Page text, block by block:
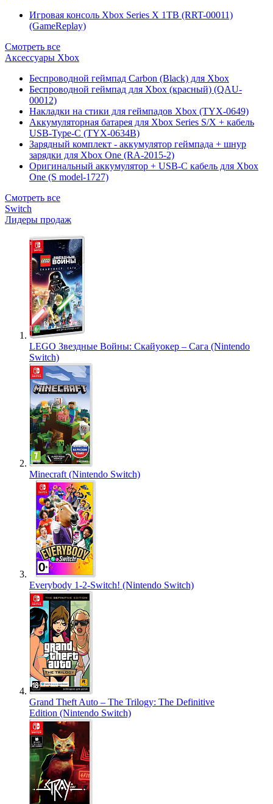
Игровая консоль Xbox Series X 1TB (RRT-00011)
(GameReplay)
Смотреть все
Аксессуары Xbox
Беспроводной геймпад Carbon (Black) для Xbox
Беспроводной геймпад для Xbox (красный) (QAU-
00012)
Накладки на стики для геймпадов Xbox (TYX-0649)
Аккумуляторная батарея для Xbox Series S/X + кабель
USB-Type-C (TYX-0634B)
Зарядный комплект - аккумулятор геймпада + шнур
зарядки для Xbox One (RA-2015-2)
Оригинальный аккумулятор + USB-C кабель для Xbox
One (S model-1727)
Смотреть все
Switch
Лидеры продаж
LEGO Звездные Войны: Скайуокер – Сага (Nintendo
Switch)
Minecraft (Nintendo Switch)
Everybody 1-2-Switch! (Nintendo Switch)
Grand Theft Auto – The Trilogy: The Definitive
Edition (Nintendo Switch)